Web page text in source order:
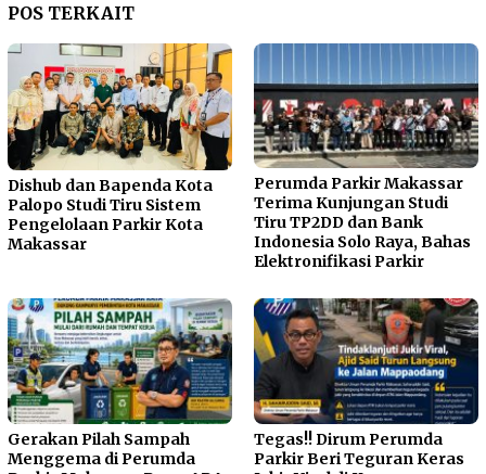
POS TERKAIT
Dishub dan Bapenda Kota
Palopo Studi Tiru Sistem
Pengelolaan Parkir Kota
Makassar
Perumda Parkir Makassar
Terima Kunjungan Studi
Tiru TP2DD dan Bank
Indonesia Solo Raya, Bahas
Elektronifikasi Parkir
Gerakan Pilah Sampah
Menggema di Perumda
Tegas!! Dirum Perumda
Parkir Beri Teguran Keras